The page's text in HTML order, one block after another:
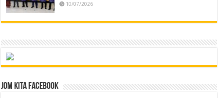
10/07/2026
Jom Kita Facebook